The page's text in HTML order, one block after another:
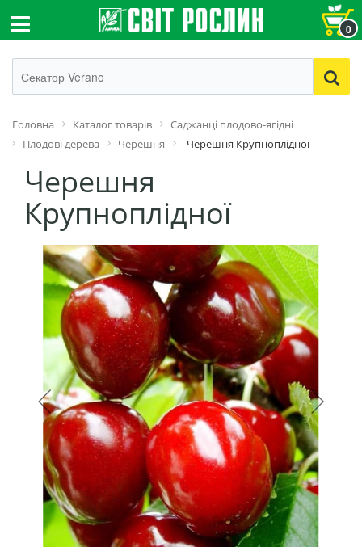
0
Головна Каталог товарів
Саджанці плодово-ягідні
Плодові дерева
Черешня Черешня Крупноплідної
Черешня
Крупноплідної